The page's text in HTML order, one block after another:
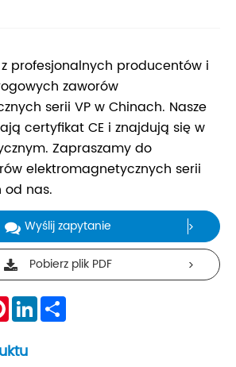
profesjonalnych producentów i
zaworów
serii VP w Chinach. Nasze
certyfikat CE i znajdują się w
Zapraszamy do
elektromagnetycznych serii
od nas.
Wyślij zapytanie
Pobierz plik PDF
Pinterest
LinkedIn